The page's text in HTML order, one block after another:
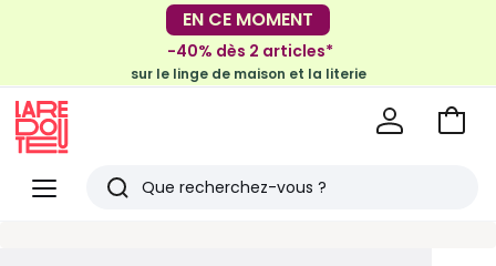
-30€ tous les 100€*
sur le meuble & la déco
EN CE MOMENT
-40% dès 2 articles*
sur le linge de maison et la literie
Menu
Redoute
Rechercher
Voir